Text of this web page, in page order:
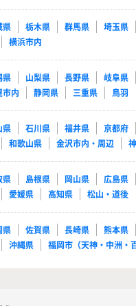
県 栃木県 群馬県 埼玉県
横浜市内
県 山梨県 長野県 岐阜県
市内
静岡県 三重県 鳥羽
県 石川県 福井県 京都府
和歌山県 金沢市内・周辺
県 島根県 岡山県 広島県
愛媛県 高知県 松山・道後
県 佐賀県 長崎県 熊本県
沖縄県 福岡市（天神・中洲・